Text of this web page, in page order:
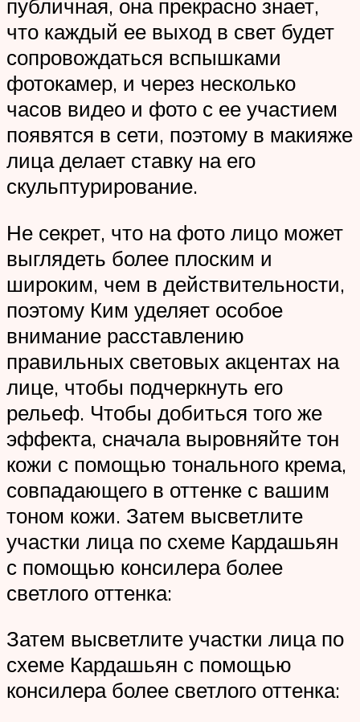
публичная, она прекрасно знает,
что каждый ее выход в свет будет
сопровождаться вспышками
фотокамер, и через несколько
часов видео и фото с ее участием
появятся в сети, поэтому в макияже
лица делает ставку на его
скульптурирование.
Не секрет, что на фото лицо может
выглядеть более плоским и
широким, чем в действительности,
поэтому Ким уделяет особое
внимание расставлению
правильных световых акцентах на
лице, чтобы подчеркнуть его
рельеф. Чтобы добиться того же
эффекта, сначала выровняйте тон
кожи с помощью тонального крема,
совпадающего в оттенке с вашим
тоном кожи. Затем высветлите
участки лица по схеме Кардашьян
с помощью консилера более
светлого оттенка:
Затем высветлите участки лица по
схеме Кардашьян с помощью
консилера более светлого оттенка: